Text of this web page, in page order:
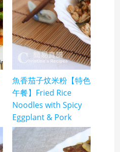
魚香茄子炆米粉【特色
午餐】Fried Rice
Noodles with Spicy
Eggplant & Pork